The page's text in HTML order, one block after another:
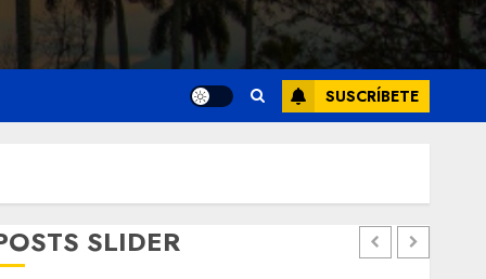
SUSCRÍBETE
SLIDER